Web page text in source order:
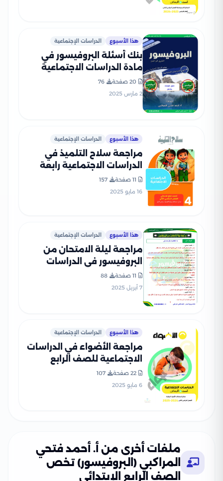
هذا الأسبوع الدراسات الإجتماعية
بنك أسئلة البروفيسور في
مادة الدراسات الاجتماعية
للصف الرابع الابتدائي الترم
الثاني علي مقرر شهر فبراير
20 صفحة
76
2 مارس 2025
هذا الأسبوع الدراسات الإجتماعية
مراجعة سلاح التلميذ في
الدراسات الاجتماعية رابعة
بالاجابات
11 صفحة
157
16 مايو 2025
هذا الأسبوع الدراسات الإجتماعية
مراجعة ليلة الامتحان من
البروفيسور في الدراسات
الاجتماعية للصف الرابع
الابتدائي الترم الثاني بصيغة
11 صفحة
88
7 أبريل 2025
هذا الأسبوع الدراسات الإجتماعية
مراجعة الأضواء في الدراسات
الاجتماعية للصف الرابع
PDF بالاجابات
22 صفحة
107
6 مايو 2025
ملفات أخرى من أ. أحمد فتحي
المراكبي (البروفيسور) تخص
الصف الرابع الإبتدائي